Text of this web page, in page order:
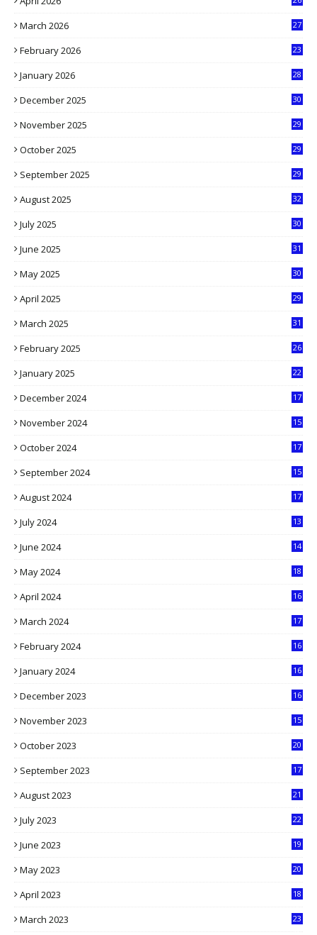
March 2026
27
February 2026
23
January 2026
28
December 2025
30
November 2025
29
October 2025
29
September 2025
29
August 2025
32
July 2025
30
June 2025
31
May 2025
30
April 2025
29
March 2025
31
February 2025
26
January 2025
22
December 2024
17
November 2024
15
October 2024
17
September 2024
15
August 2024
17
July 2024
13
June 2024
14
May 2024
18
April 2024
16
March 2024
17
February 2024
16
January 2024
16
December 2023
16
November 2023
15
October 2023
20
September 2023
17
August 2023
21
July 2023
22
June 2023
19
May 2023
20
April 2023
18
March 2023
23